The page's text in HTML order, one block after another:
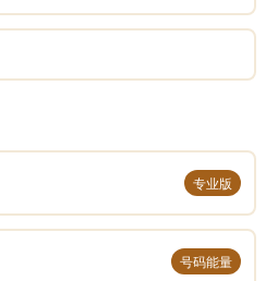
专业版
号码能量